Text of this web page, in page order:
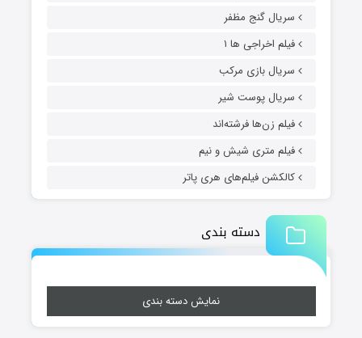
سریال گنج مظفر
فیلم اخراجی ها ۱
سریال بازی مرکب
سریال پوست شیر
فیلم زن‌ها فرشته‌اند
فیلم متری شیش و نیم
کالکشن فیلم‌های هری پاتر
دسته بندی
نمایش دسته بندی